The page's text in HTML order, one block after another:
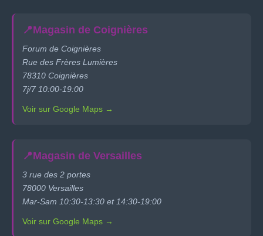
📍Magasin de Coignières
Forum de Coignières
Rue des Frères Lumières
78310 Coignières
7j/7 10:00-19:00
Voir sur Google Maps →
📍Magasin de Versailles
3 rue des 2 portes
78000 Versailles
Mar-Sam 10:30-13:30 et 14:30-19:00
Voir sur Google Maps →